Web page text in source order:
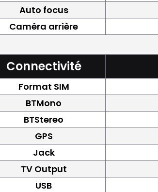
Auto focus
Caméra arrière
Connectivité
Format SIM
BTMono
BTStereo
GPS
Jack
TV Output
USB